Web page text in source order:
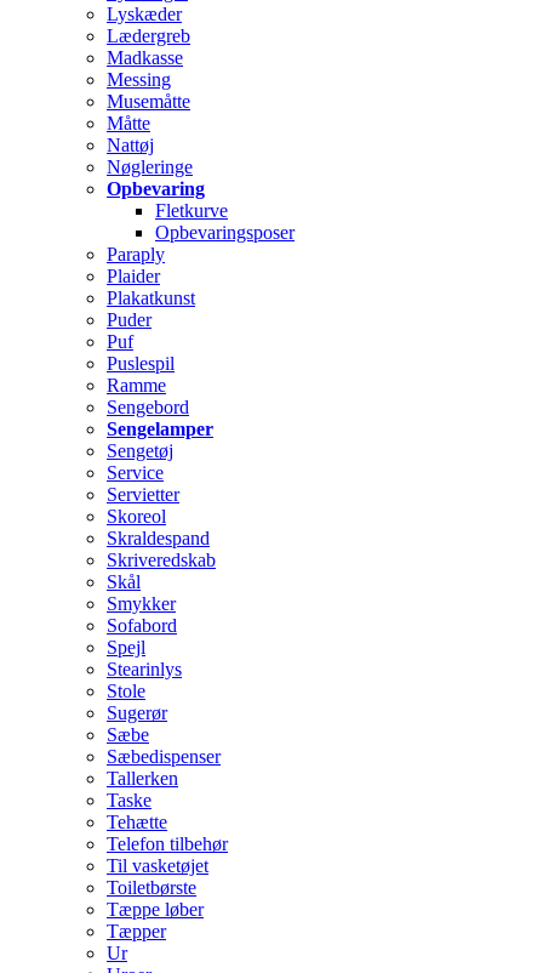
Lyskæder
Lædergreb
Madkasse
Messing
Musemåtte
Måtte
Nattøj
Nøgleringe
Opbevaring
Fletkurve
Opbevaringsposer
Paraply
Plaider
Plakatkunst
Puder
Puf
Puslespil
Ramme
Sengebord
Sengelamper
Sengetøj
Service
Servietter
Skoreol
Skraldespand
Skriveredskab
Skål
Smykker
Sofabord
Spejl
Stearinlys
Stole
Sugerør
Sæbe
Sæbedispenser
Tallerken
Taske
Tehætte
Telefon tilbehør
Til vasketøjet
Toiletbørste
Tæppe løber
Tæpper
Ur